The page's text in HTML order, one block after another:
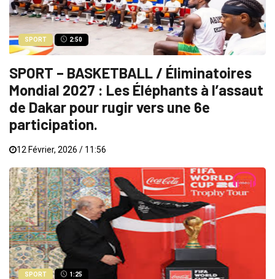
SPORT 2:50
SPORT – BASKETBALL / Éliminatoires
Mondial 2027 : Les Éléphants à l’assaut
de Dakar pour rugir vers une 6e
participation.
12 Février, 2026 / 11:56
SPORT 1:25